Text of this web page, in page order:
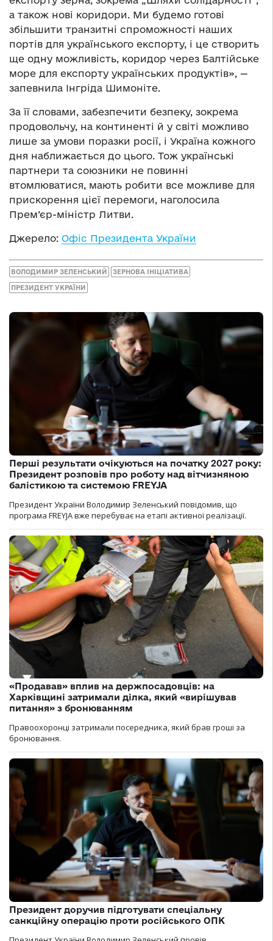
а також нові коридори. Ми будемо готові
збільшити транзитні спроможності наших
портів для українського експорту, і це створить
ще одну можливість, коридор через Балтійське
море для експорту українських продуктів», —
запевнила Інгріда Шимоніте.
За її словами, забезпечити безпеку, зокрема
продовольчу, на континенті й у світі можливо
лише за умови поразки росії, і Україна кожного
дня наближається до цього. Тож українські
партнери та союзники не повинні
втомлюватися, мають робити все можливе для
прискорення цієї перемоги, наголосила
Прем’єр-міністр Литви.
Джерело: Офіс Президента України
ВОЛОДИМИР ЗЕЛЕНСЬКИЙ ЗЕРНОВА ІНІЦІАТИВА
ПРЕЗИДЕНТ УКРАЇНИ
Перші результати очікуються на початку 2027 року:
Президент розповів про роботу над вітчизняною
балістикою та системою FREYJA
Президент України Володимир Зеленський повідомив, що
програма FREYJA вже перебуває на етапі активної реалізації.
«Продавав» вплив на держпосадовців: на
Харківщині затримали ділка, який «вирішував
питання» з бронюванням
Правоохоронці затримали посередника, який брав гроші за
бронювання.
Президент доручив підготувати спеціальну
санкційну операцію проти російського ОПК